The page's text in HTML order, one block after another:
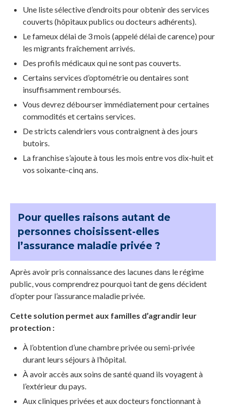
Une liste sélective d’endroits pour obtenir des services
couverts (hôpitaux publics ou docteurs adhérents).
Le fameux délai de 3 mois (appelé délai de carence) pour
les migrants fraîchement arrivés.
Des profils médicaux qui ne sont pas couverts.
Certains services d’optométrie ou dentaires sont
insuffisamment remboursés.
Vous devrez débourser immédiatement pour certaines
commodités et certains services.
De stricts calendriers vous contraignent à des jours
butoirs.
La franchise s’ajoute à tous les mois entre vos dix-huit et
vos soixante-cinq ans.
Pour quelles raisons autant de
personnes choisissent-elles
l’assurance maladie privée ?
Après avoir pris connaissance des lacunes dans le régime
public, vous comprendrez pourquoi tant de gens décident
d’opter pour l’assurance maladie privée.
Cette solution permet aux familles d’agrandir leur
protection :
À l’obtention d’une chambre privée ou semi-privée
durant leurs séjours à l’hôpital.
À avoir accès aux soins de santé quand ils voyagent à
l’extérieur du pays.
Aux cliniques privées et aux docteurs fonctionnant à